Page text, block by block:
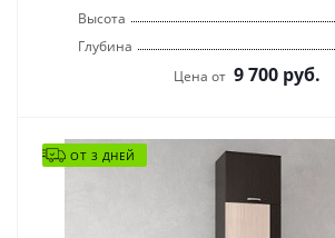
Высота
Глубина
Цена от 9 700руб.
ОТ 3 ДНЕЙ